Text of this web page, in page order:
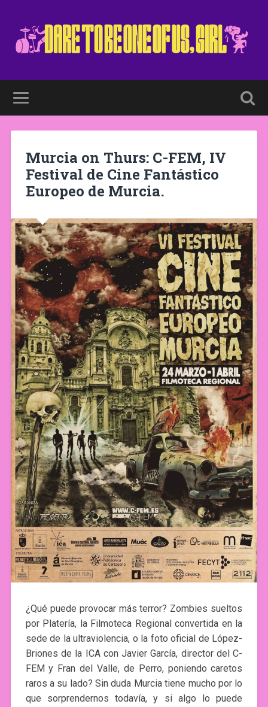
Murcia on Thurs: C-FEM, IV
Festival de Cine Fantástico
Europeo de Murcia.
¿Qué puede provocar más terror? Zombies sueltos
por Platería, la Filmoteca Regional convertida en la
sede de la ultraviolencia, o la foto oficial de López-
Briones de la ICA con Javier García, director del C-
FEM y Fran del Valle, de Perro, poniendo caretos
raros a su lado? Sin duda Murcia tiene mucho por lo
que sorprendernos todavía, y si algo lo puede